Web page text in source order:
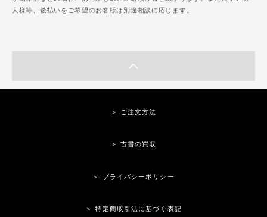
人様等、後払いをご希望のお客様は別途相談に応じます。
＞ ご注文方法
＞ 古書の買取
＞ プライバシーポリシー
＞ 特定商取引法に基づく表記